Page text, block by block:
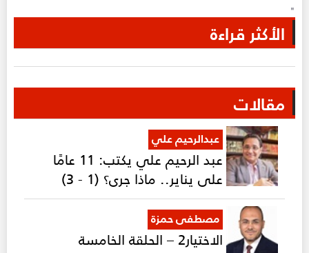
"
الأكثر قراءة
مقالات
عبدالرحيم علي
عبد الرحيم علي يكتب: 11 عامًا
على يناير.. ماذا جرى؟ (1 - 3)
مصطفى حمزة
الاختيار2 – الحلقة الخامسة